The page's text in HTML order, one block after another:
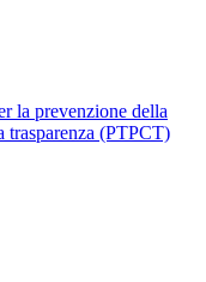
la prevenzione della
trasparenza (PTPCT)